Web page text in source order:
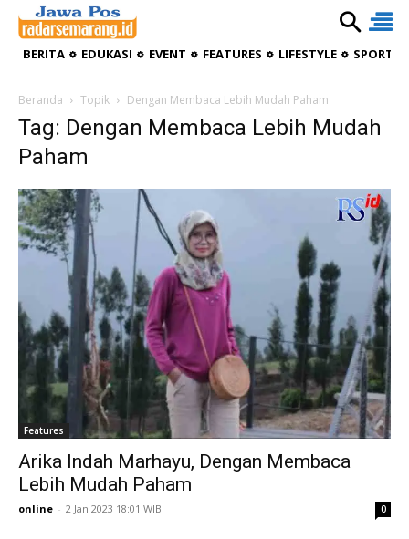
BERITA EDUKASI EVENT FEATURES LIFESTYLE
Beranda Topik Dengan Membaca Lebih Mudah Paham
Tag: Dengan Membaca Lebih Mudah
Paham
Features
Arika Indah Marhayu, Dengan Membaca
Lebih Mudah Paham
online - 2 Jan 2023 18:01 WIB 0